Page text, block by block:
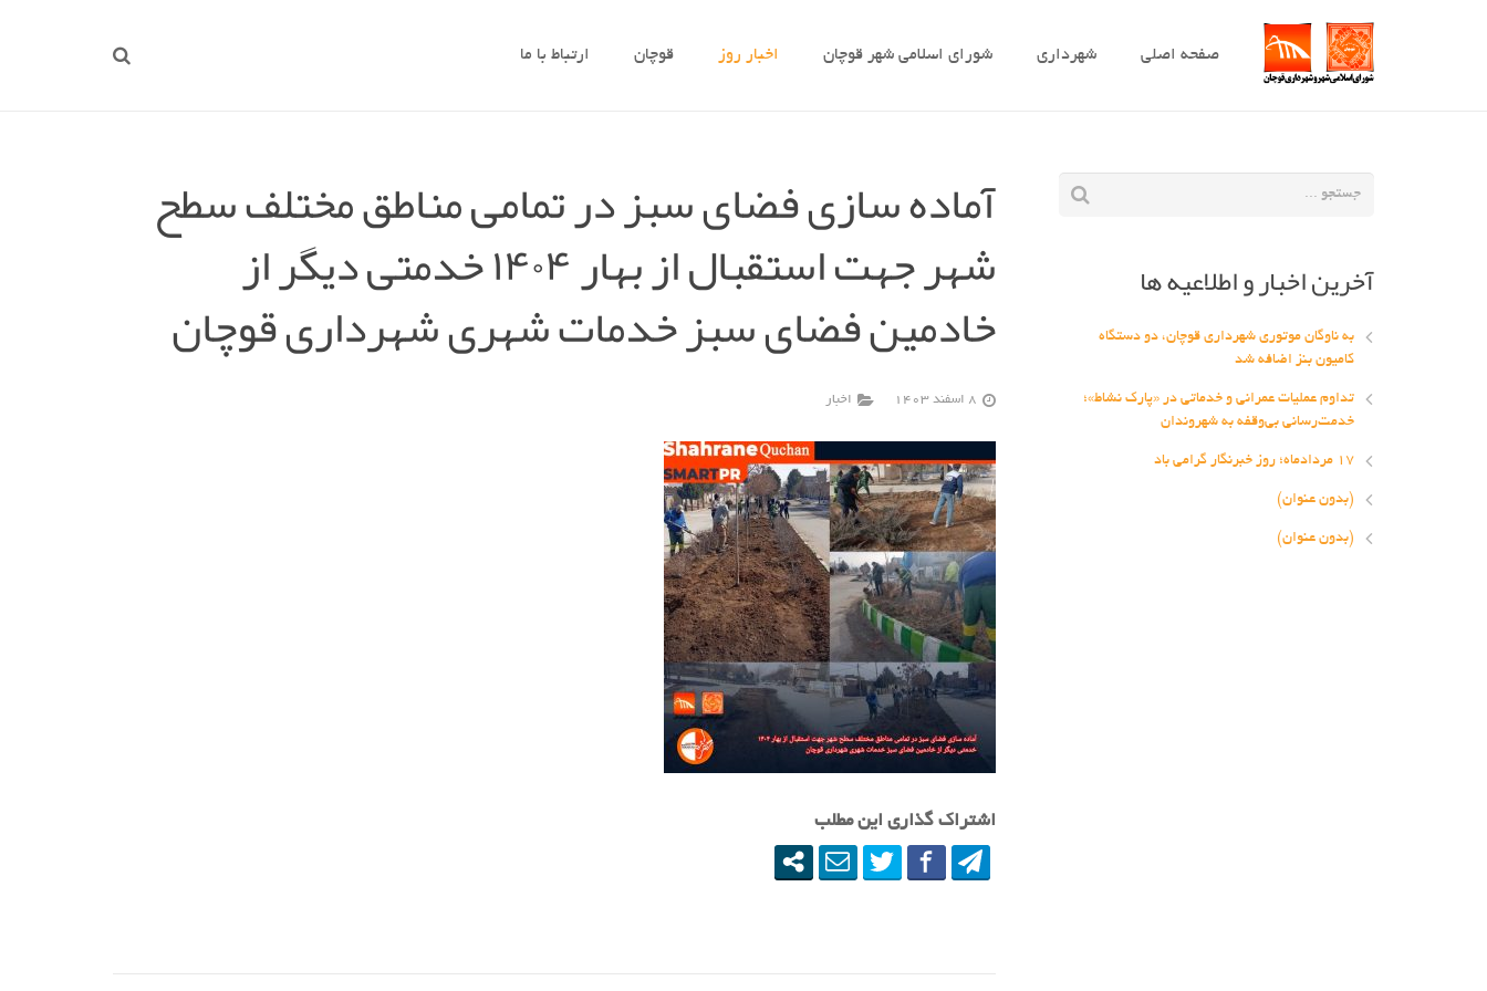
صفحه اصلی شهرداری شورای اسلامی شهر قوچان اخبار روز قوچان ارتباط با ما
آماده سازی فضای سبز در تمامی مناطق مختلف سطح
شهر جهت استقبال از بهار ۱۴۰۴ خدمتی دیگر از
خادمین فضای سبز خدمات شهری شهرداری قوچان
8 اسفند 1403 اخبار
اشتراک گذاری این مطلب
آخرین اخبار و اطلاعیه ها
به ناوگان موتوری شهرداری قوچان، دو دستگاه
کامیون بنز اضافه شد
تداوم عملیات عمرانی و خدماتی در «پارک نشاط»؛
خدمت‌رسانی بی‌وقفه به شهروندان
۱۷ مردادماه؛ روز خبرنگار گرامی باد
(بدون عنوان)
(بدون عنوان)